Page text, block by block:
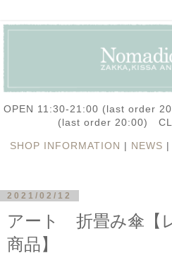
OPEN 11:30-21:00 (last order
(last order 20:00)
SHOP INFORMATION | NEWS |
2021/02/12
アート 折畳み傘【
商品】